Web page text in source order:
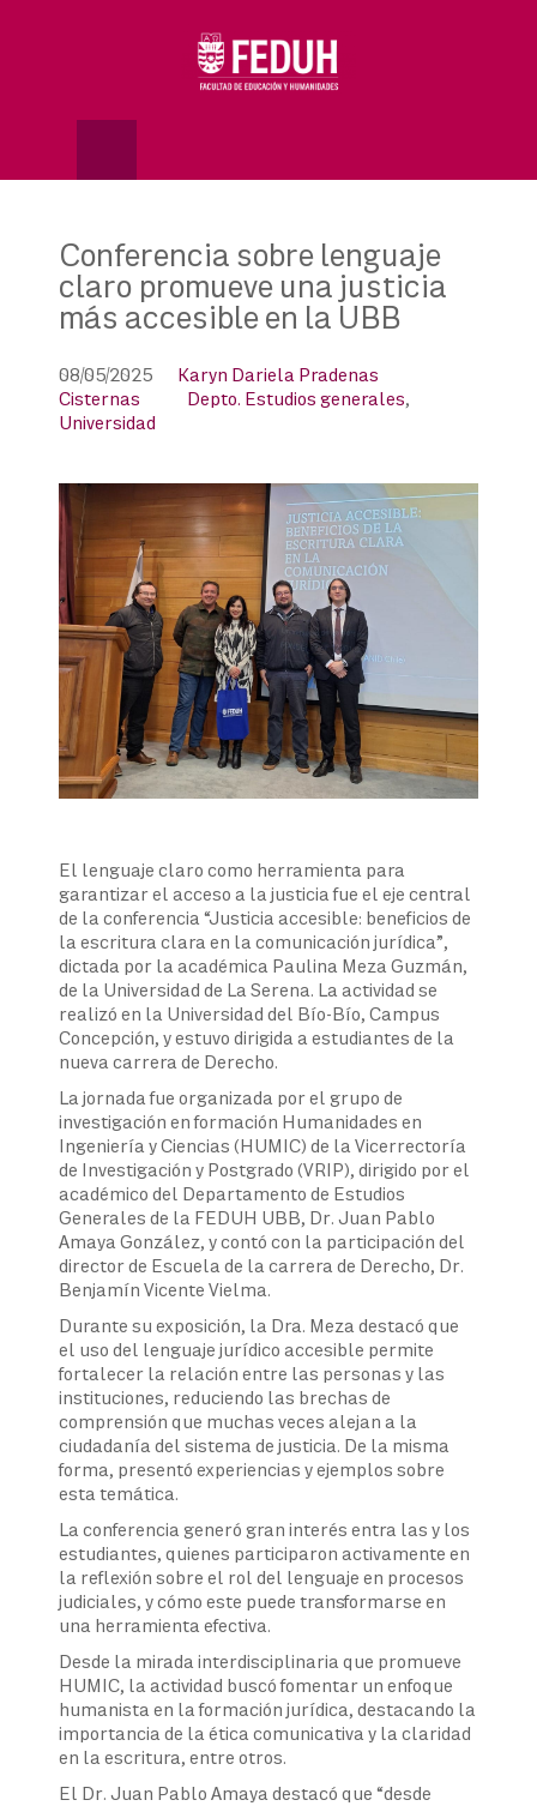
Conferencia sobre lenguaje
claro promueve una justicia
más accesible en la UBB
08/05/2025
Karyn Dariela Pradenas
Cisternas
Depto. Estudios generales,
Universidad
El lenguaje claro como herramienta para
garantizar el acceso a la justicia fue el eje central
de la conferencia “Justicia accesible: beneficios de
la escritura clara en la comunicación jurídica”,
dictada por la académica Paulina Meza Guzmán,
de la Universidad de La Serena. La actividad se
realizó en la Universidad del Bío-Bío, Campus
Concepción, y estuvo dirigida a estudiantes de la
nueva carrera de Derecho.
La jornada fue organizada por el grupo de
investigación en formación Humanidades en
Ingeniería y Ciencias (HUMIC) de la Vicerrectoría
de Investigación y Postgrado (VRIP), dirigido por el
académico del Departamento de Estudios
Generales de la FEDUH UBB, Dr. Juan Pablo
Amaya González, y contó con la participación del
director de Escuela de la carrera de Derecho, Dr.
Benjamín Vicente Vielma.
Durante su exposición, la Dra. Meza destacó que
el uso del lenguaje jurídico accesible permite
fortalecer la relación entre las personas y las
instituciones, reduciendo las brechas de
comprensión que muchas veces alejan a la
ciudadanía del sistema de justicia. De la misma
forma, presentó experiencias y ejemplos sobre
esta temática.
La conferencia generó gran interés entra las y los
estudiantes, quienes participaron activamente en
la reflexión sobre el rol del lenguaje en procesos
judiciales, y cómo este puede transformarse en
una herramienta efectiva.
Desde la mirada interdisciplinaria que promueve
HUMIC, la actividad buscó fomentar un enfoque
humanista en la formación jurídica, destacando la
importancia de la ética comunicativa y la claridad
en la escritura, entre otros.
El Dr. Juan Pablo Amaya destacó que “desde